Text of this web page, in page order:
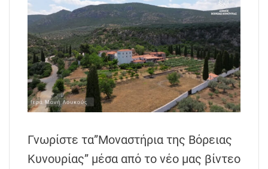
Γνωρίστε τα”Μοναστήρια της Βόρειας
Κυνουρίας” μέσα από το νέο μας βίντεο